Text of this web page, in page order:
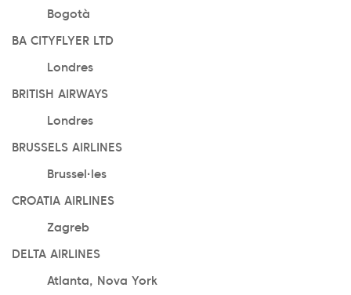
Bogotà
BA CITYFLYER LTD
Londres
BRITISH AIRWAYS
Londres
BRUSSELS AIRLINES
Brussel·les
CROATIA AIRLINES
Zagreb
DELTA AIRLINES
Atlanta, Nova York